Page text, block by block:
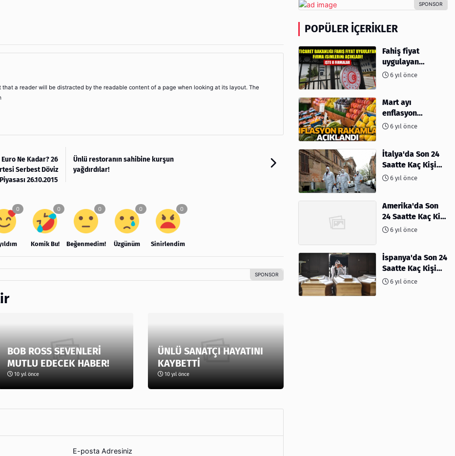
that a reader will be distracted by the readable content of a page when looking at its layout. The
Ne Kadar? 26
Serbest Döviz
Piyasası 26.10.2015
Ünlü restoranın sahibine kurşun
yağdırdılar!
Komik Bu! Beğenmedim! Üzgünüm Sinirlendim
BOB ROSS SEVENLERİ
MUTLU EDECEK HABER!
10 yıl önce
ÜNLÜ SANATÇI HAYATINI
KAYBETTİ
10 yıl önce
E-posta Adresiniz
POPÜLER İÇERIKLER
Fahiş fiyat
uygulayan
firmalar açıklandı
6 yıl önce
Mart ayı
enflasyon
rakamları
6 yıl önce
İtalya'da Son 24
Saatte Kaç Kişi
Öldü6 yıl önce
Amerika'da Son
24 Saatte Kaç Kişi
Öldü - 06 Nisan
6 yıl önce
İspanya'da Son 24
Saatte Kaç Kişi
Öldü6 yıl önce